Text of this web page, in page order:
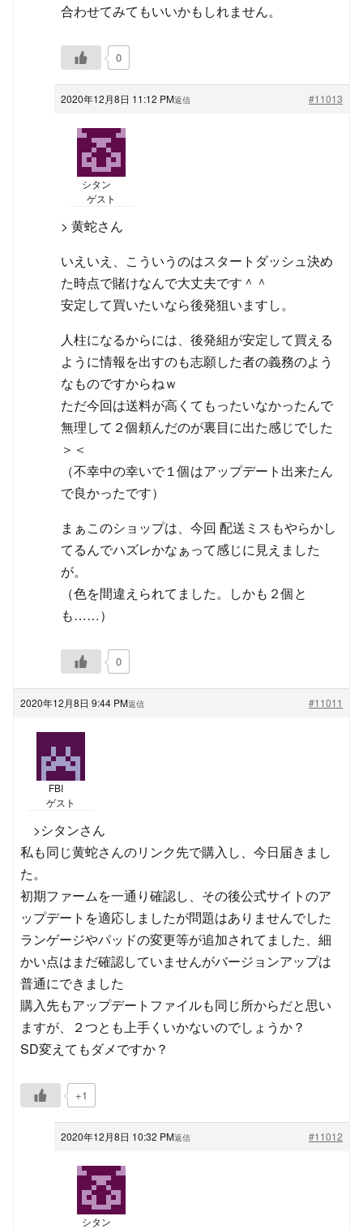
合わせてみてもいいかもしれません。
0
2020年12月8日 11:12 PM #11013
返信
シタン
ゲスト
> 黄蛇さん
いえいえ、こういうのはスタートダッシュ決め
た時点で賭けなんで大丈夫です＾＾
安定して買いたいなら後発狙いますし。
人柱になるからには、後発組が安定して買える
ように情報を出すのも志願した者の義務のよう
なものですからねｗ
ただ今回は送料が高くてもったいなかったんで
無理して２個頼んだのが裏目に出た感じでした
＞＜
（不幸中の幸いで１個はアップデート出来たん
で良かったです）
まぁこのショップは、今回 配送ミスもやらかし
てるんでハズレかなぁって感じに見えました
が。
（色を間違えられてました。しかも２個と
も……）
0
2020年12月8日 9:44 PM #11011
返信
FBI
ゲスト
>シタンさん
私も同じ黄蛇さんのリンク先で購入し、今日届きまし
た。
初期ファームを一通り確認し、その後公式サイトのア
ップデートを適応しましたが問題はありませんでした
ランゲージやパッドの変更等が追加されてました、細
かい点はまだ確認していませんがバージョンアップは
普通にできました
購入先もアップデートファイルも同じ所からだと思い
ますが、２つとも上手くいかないのでしょうか？
SD変えてもダメですか？
+1
2020年12月8日 10:32 PM #11012
返信
シタン